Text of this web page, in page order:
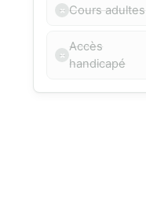
Cours adultes
Accès
handicapé